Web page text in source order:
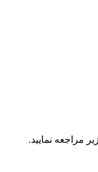
مراجعه نمایید.